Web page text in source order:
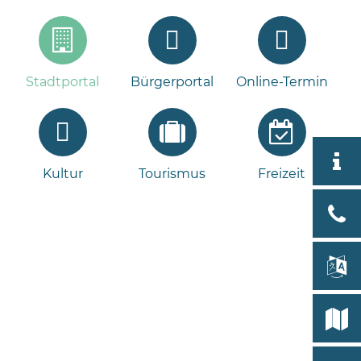
Stadtportal Bürgerportal Online-Termin
Kultur Tourismus Freizeit
Bleeck
19